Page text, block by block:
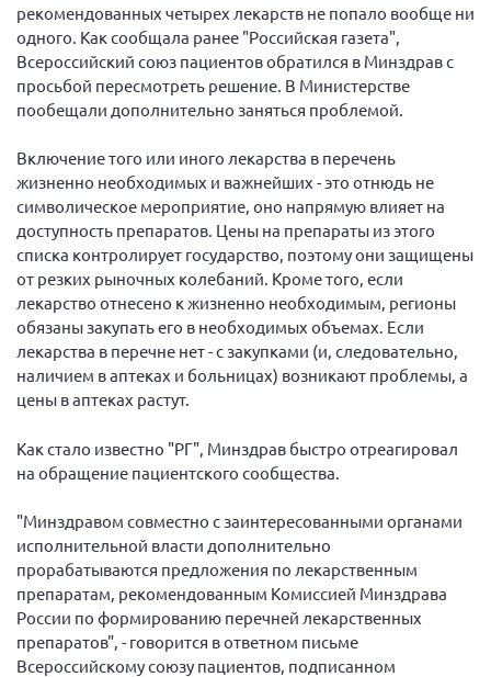
Вице-президент Цикорин И.В.
Вице-президент Груба Л.В.
Главный бухгалтер Жаворонкова Г.М.
Конференция ОООИБРС 2026
Конференция ОООИБРС 2025
Экспертный совет ОООИБРС 2025
Конференция ОООИБРС 2024
Конференция ОООИБРС 2023
Конференция ОООИБРС 2022
Конференция ОООИБРС 2021
Конференция ВСЭ 2021
Конференция ОООИБРС 2020
Документы съездов
Первый съезд
Третий съезд
Четвертый съезд
Пятый съезд
Шестой съезд
ОФ «Фонд содействия больным рассеянным
склерозом»
Новости: Казахстан
рекомендованных четырех лекарств не попало вообще ни
одного. Как сообщала ранее "Российская газета",
Всероссийский союз пациентов обратился в Минздрав с
просьбой пересмотреть решение. В Министерстве
пообещали дополнительно заняться проблемой.
Включение того или иного лекарства в перечень
жизненно необходимых и важнейших - это отнюдь не
символическое мероприятие, оно напрямую влияет на
доступность препаратов. Цены на препараты из этого
списка контролирует государство, поэтому они защищены
от резких рыночных колебаний. Кроме того, если
лекарство отнесено к жизненно необходимым, регионы
обязаны закупать его в необходимых объемах. Если
лекарства в перечне нет - с закупками (и, следовательно,
наличием в аптеках и больницах) возникают проблемы, а
цены в аптеках растут.
Как стало известно "РГ", Минздрав быстро отреагировал
на обращение пациентского сообщества.
"Минздравом совместно с заинтересованными органами
исполнительной власти дополнительно
прорабатываются предложения по лекарственным
препаратам, рекомендованным Комиссией Минздрава
России по формированию перечней лекарственных
препаратов", - говорится в ответном письме
Всероссийскому союзу пациентов, подписанном